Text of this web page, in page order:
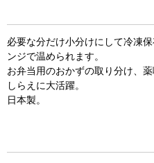
必要な分だけ小分けにして冷凍
ンジで温められます。
お弁当用のおかずの取り分け、
しらえに大活躍。
日本製。